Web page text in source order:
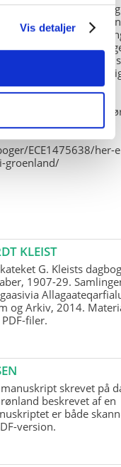
Vis detaljer
Marius Jensens
Museum i Dresden
Littmanns
og Franz
ledelse i
og
en presseartikel
Slædepatrulje:
ECE1475638/her-
groenland/
KLEIST
G. Kleists
1907-29.
og Arkiv, 2014.
filer.
skrevet på
beskrevet af en
er både
version.